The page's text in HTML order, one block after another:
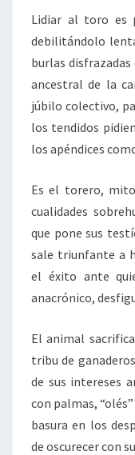
Lidiar al toro es
debilitándolo
burlas
ancestral de la
júbilo colectivo,
los tendidos
los apéndices
Es el torero,
cualidades
que pone sus
sale triunfante a
el éxito ante
anacrónico,
El animal
tribu de
de sus intereses
con palmas,
basura en los
de oscurecer con